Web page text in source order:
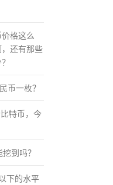
格这么
还有那些
币一枚？
特币，今
到吗？
下的水平